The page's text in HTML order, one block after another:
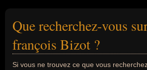
Que recherchez-vous
françois Bizot ?
Si vous ne trouvez ce que vous